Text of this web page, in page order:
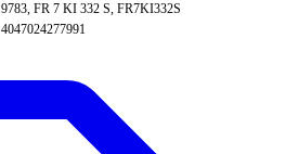
9783, FR 7 KI 332 S, FR7KI332S
4047024277991